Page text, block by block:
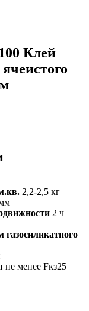
Клей
2,2-2,5 кг
2 ч
газосиликатного
не менее Fкз25